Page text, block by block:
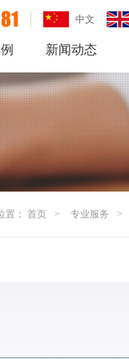
中文
新闻动态
置： 首页 专业服务